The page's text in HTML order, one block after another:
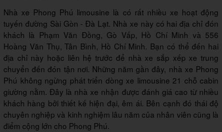
Nhà xe Phong Phú limousine là có rất nhiều xe hoạt động
tuyến đường Sài Gòn - Đà Lạt. Nhà xe này có hai địa chỉ đón
khách là Phạm Văn Đồng, Gò Vấp, Hồ Chí Minh và 556
Hoàng Văn Thụ, Tân Bình, Hồ Chí Minh. Bạn có thể đến hai
địa chỉ này hoặc liên hệ trước để nhà xe sắp xếp xe trung
chuyển đến đón tận nơi. Những năm gần đây, nhà xe Phong
Phú không ngừng phát triển dòng xe limousine 21 chỗ cabin
giường nằm. Đây là nhà xe nhận được đánh giá cao từ nhiều
khách hàng bởi thiết kế hiện đại, êm ái. Bên cạnh đó thái độ
chuyên nghiệp và kinh nghiệm lâu năm của nhân viên cũng là
điểm cộng lớn cho Phong Phú.